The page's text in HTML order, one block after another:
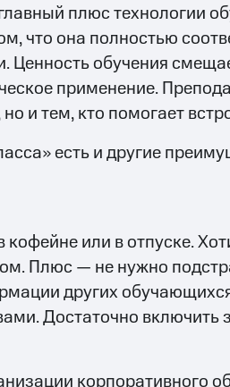
плюс технологии
что она полностью
Ценность обучения
применение.
и тем, кто помогает
есть и другие
или в отпуске.
Плюс — не нужно
других
Достаточно включить
корпоративного